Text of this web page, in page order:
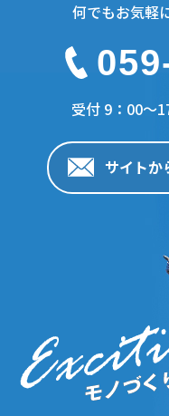
何でもお気軽
受付 9：00〜
サイトか